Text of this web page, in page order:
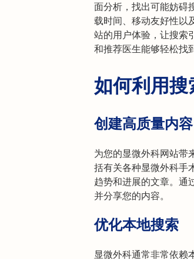
面分析，找出可能妨碍
载时间、移动友好性以
站的用户体验，让搜索
和推荐医生能够轻松找
如何利用
创建高质量内容
为您的显微外科网站带
括有关各种显微外科手
趋势和进展的文章。通
并分享您的内容。
优化本地搜索
显微外科通常非常依赖